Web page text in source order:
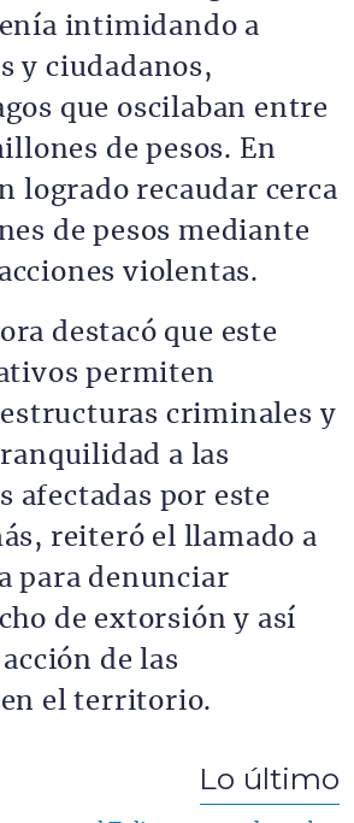
intimidando a
y ciudadanos,
que oscilaban entre
de pesos. En
logrado recaudar cerca
de pesos mediante
violentas.
destacó que este
permiten
criminales y
a las
afectadas por este
reiteró el llamado a
para denunciar
de extorsión y así
de las
el territorio.
Lo último